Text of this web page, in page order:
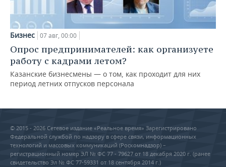
Бизнес 07 авг, 00:00
Опрос предпринимателей: как организуете
работу с кадрами летом?
Казанские бизнесмены — о том, как проходит для них
период летних отпусков персонала
© 2015 - 2026 Сетевое издание «Реальное время» Зарегистрировано
Федеральной службой по надзору в сфере связи, информационных
технологий и массовых коммуникаций (Роскомнадзор) –
регистрационный номер ЭЛ № ФС 77 - 79627 от 18 декабря 2020 г. (ранее
свидетельство Эл № ФС 77-59331 от 18 сентября 2014 г.)